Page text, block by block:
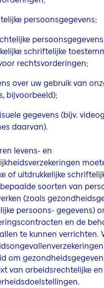
persoonsgegevens;
schriftelijke
rechtsvorderingen;
over uw gebruik van
bijvoorbeeld);
gegevens (bijv.
daarvan).
levens- en
of uitdrukkelijke
soorten van
(zoals
persoons- gegevens)
en de
te kunnen verrichten.
om
van arbeidsrechtelijke en